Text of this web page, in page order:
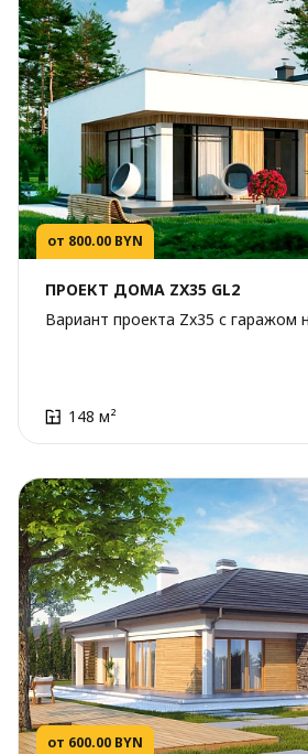
от 800.00 BYN
ПРОЕКТ ДОМА ZX35 GL2
Вариант проекта Zx35 с гаражом
148 м²
от 600.00 BYN